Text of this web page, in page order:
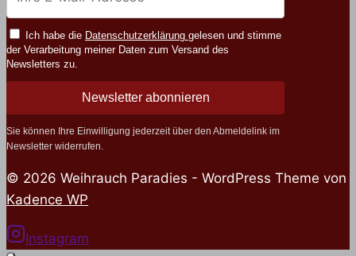
Ich habe die Datenschutzerklärung gelesen und stimme
der Verarbeitung meiner Daten zum Versand des
Newsletters zu.
Newsletter abonnieren
Sie können Ihre Einwilligung jederzeit über den Abmeldelink im
Newsletter widerrufen.
© 2026 Weihrauch Paradies - WordPress Theme von
Kadence WP
Instagram